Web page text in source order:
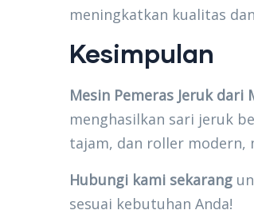
meningkatkan kualitas
Kesimpulan
Mesin Pemeras Jeruk dari
menghasilkan sari jeruk
tajam, dan roller modern,
Hubungi kami sekarang
sesuai kebutuhan Anda!